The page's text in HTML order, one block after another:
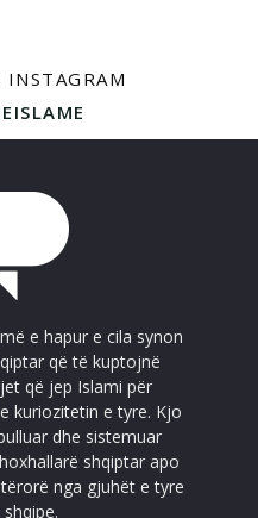
e hapur e cila synon
që të kuptojnë
që jep Islami për
kuriozitetin e tyre. Kjo
dhe sistemuar
shqiptar apo
nga gjuhët e tyre